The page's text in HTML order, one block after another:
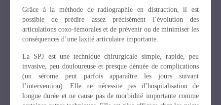
Grâce à la méthode de radiographie en distraction, il est
possible de prédire assez précisément l’évolution des
articulations coxo-fémorales et de prévenir ou de minimiser les
conséquences d’une laxité articulaire importante.
La SPJ est une technique chirurgicale simple, rapide, peu
invasive, peu douloureuse et presque dénuée de complications
(un sérome peut parfois apparaître les jours suivant
l’intervention). Elle ne nécessite pas d’hospitalisation de
longue durée et ne cause pas de morbidité importante comme